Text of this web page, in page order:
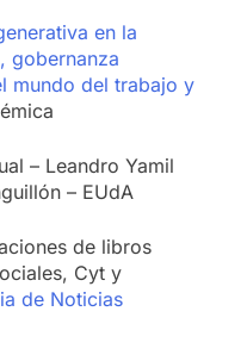
en la
gobernanza
mundo del trabajo y
– Leandro Yamil
– EUdA
de libros
Cyt y
de Noticias